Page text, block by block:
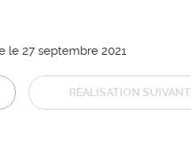
le 27 septembre 2021
RÉALISATION